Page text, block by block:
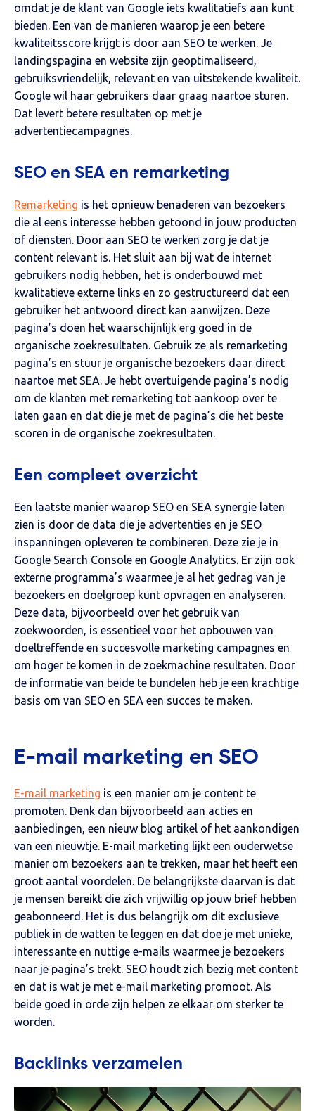
omdat je de klant van Google iets kwalitatiefs aan kunt
bieden. Een van de manieren waarop je een betere
kwaliteitsscore krijgt is door aan SEO te werken. Je
landingspagina en website zijn geoptimaliseerd,
gebruiksvriendelijk, relevant en van uitstekende kwaliteit.
Google wil haar gebruikers daar graag naartoe sturen.
Dat levert betere resultaten op met je
advertentiecampagnes.
SEO en SEA en remarketing
Remarketing is het opnieuw benaderen van bezoekers
die al eens interesse hebben getoond in jouw producten
of diensten. Door aan SEO te werken zorg je dat je
content relevant is. Het sluit aan bij wat de internet
gebruikers nodig hebben, het is onderbouwd met
kwalitatieve externe links en zo gestructureerd dat een
gebruiker het antwoord direct kan aanwijzen. Deze
pagina’s doen het waarschijnlijk erg goed in de
organische zoekresultaten. Gebruik ze als remarketing
pagina’s en stuur je organische bezoekers daar direct
naartoe met SEA. Je hebt overtuigende pagina’s nodig
om de klanten met remarketing tot aankoop over te
laten gaan en dat die je met de pagina’s die het beste
scoren in de organische zoekresultaten.
Een compleet overzicht
Een laatste manier waarop SEO en SEA synergie laten
zien is door de data die je advertenties en je SEO
inspanningen opleveren te combineren. Deze zie je in
Google Search Console en Google Analytics. Er zijn ook
externe programma’s waarmee je al het gedrag van je
bezoekers en doelgroep kunt opvragen en analyseren.
Deze data, bijvoorbeeld over het gebruik van
zoekwoorden, is essentieel voor het opbouwen van
doeltreffende en succesvolle marketing campagnes en
om hoger te komen in de zoekmachine resultaten. Door
de informatie van beide te bundelen heb je een krachtige
basis om van SEO en SEA een succes te maken.
E-mail marketing en SEO
E-mail marketing is een manier om je content te
promoten. Denk dan bijvoorbeeld aan acties en
aanbiedingen, een nieuw blog artikel of het aankondigen
van een nieuwtje. E-mail marketing lijkt een ouderwetse
manier om bezoekers aan te trekken, maar het heeft een
groot aantal voordelen. De belangrijkste daarvan is dat
je mensen bereikt die zich vrijwillig op jouw brief hebben
geabonneerd. Het is dus belangrijk om dit exclusieve
publiek in de watten te leggen en dat doe je met unieke,
interessante en nuttige e-mails waarmee je bezoekers
naar je pagina’s trekt. SEO houdt zich bezig met content
en dat is wat je met e-mail marketing promoot. Als
beide goed in orde zijn helpen ze elkaar om sterker te
worden.
Backlinks verzamelen